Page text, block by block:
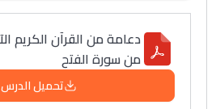
من سورة الفتح
تحميل الدرس